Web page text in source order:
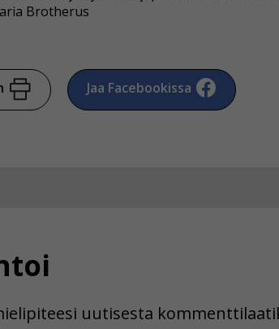
Brotherus
Jaa Facebookissa
uutisesta